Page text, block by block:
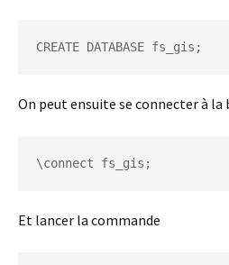
CREATE DATABASE fs_gis;
On peut ensuite se connecter à la
\connect fs_gis;
Et lancer la commande